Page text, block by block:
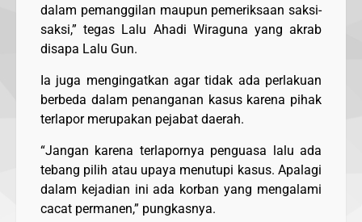
dalam pemanggilan maupun pemeriksaan saksi-
saksi,” tegas Lalu Ahadi Wiraguna yang akrab
disapa Lalu Gun.
Ia juga mengingatkan agar tidak ada perlakuan
berbeda dalam penanganan kasus karena pihak
terlapor merupakan pejabat daerah.
“Jangan karena terlapornya penguasa lalu ada
tebang pilih atau upaya menutupi kasus. Apalagi
dalam kejadian ini ada korban yang mengalami
cacat permanen,” pungkasnya.